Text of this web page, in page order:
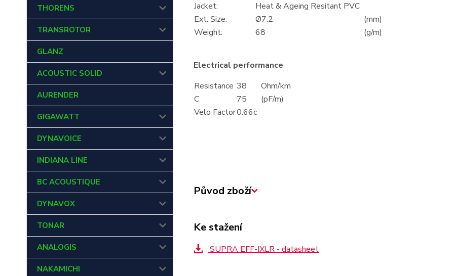
THORENS
TRANSROTOR
GLANZ
ACOUSTIC SOLID
AURENDER
GIGAWATT
DYNAVOICE
INDIANA LINE
BC ACOUSTIQUE
DYNAVOX
TONAR
ANALOGIS
NAKAMICHI
Jacket:
Heat & Ageing Resitant PVC
Ext. Size:
Ø7.2
(mm)
Weight:
68 (g/m)
Electrical performance
Resistance 38
Ohm/km
C
75
(pF/m)
Velo Factor0.66c
Původ zboží
Ke stažení
SUPRA EFF-IXLR - datasheet